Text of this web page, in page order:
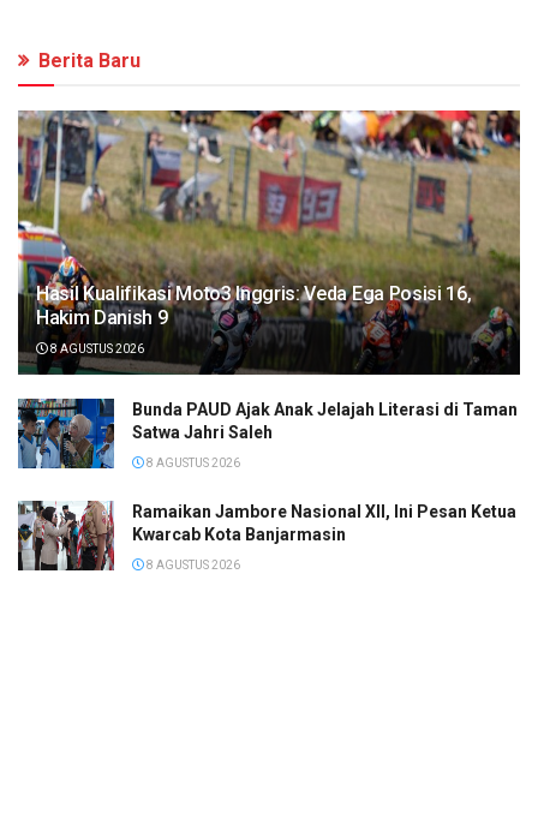
Berita Baru
Hasil Kualifikasi Moto3 Inggris: Veda Ega Posisi 16,
Hakim Danish 9
8 AGUSTUS 2026
Bunda PAUD Ajak Anak Jelajah Literasi di Taman
Satwa Jahri Saleh
8 AGUSTUS 2026
Ramaikan Jambore Nasional XII, Ini Pesan Ketua
Kwarcab Kota Banjarmasin
8 AGUSTUS 2026